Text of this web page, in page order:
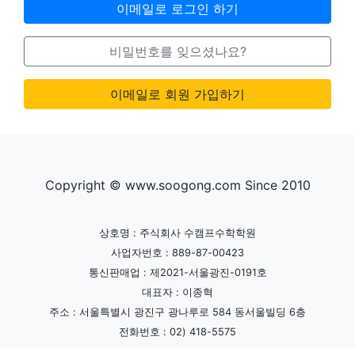
이메일로 로그인 하기
비밀번호를 잊으셨나요?
이메일로 회원 가입하기
Copyright © www.soogong.com Since 2010
상호명 : 주식회사 수캠프수학학원
사업자번호 : 889-87-00423
통신판매업 : 제2021-서울광진-0191호
대표자 : 이종혁
주소 : 서울특별시 광진구 광나루로 584 동서울빌딩 6층
전화번호 : 02) 418-5575